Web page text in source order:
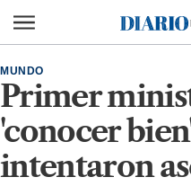
Diario de México
Primer
'conocer
intentaron
MUNDO